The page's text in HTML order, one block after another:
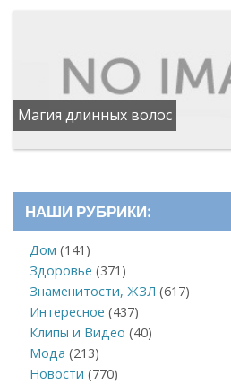
Магия длинных волос
НАШИ РУБРИКИ:
Дом (141)
Здоровье (371)
Знаменитости, ЖЗЛ (617)
Интересное (437)
Клипы и Видео (40)
Мода (213)
Новости (770)